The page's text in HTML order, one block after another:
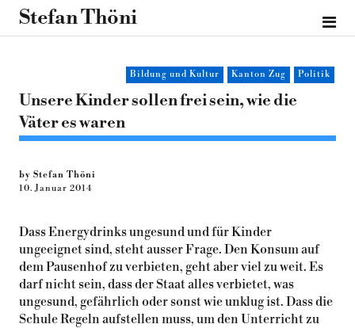
Stefan Thöni
Bildung und Kultur Kanton Zug Politik
Unsere Kinder sollen frei sein, wie die
Väter es waren
by Stefan Thöni
10. Januar 2014
Dass Energydrinks ungesund und für Kinder
ungeeignet sind, steht ausser Frage. Den Konsum auf
dem Pausenhof zu verbieten, geht aber viel zu weit. Es
darf nicht sein, dass der Staat alles verbietet, was
ungesund, gefährlich oder sonst wie unklug ist. Dass die
Schule Regeln aufstellen muss, um den Unterricht zu